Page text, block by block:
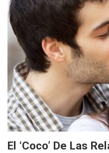
El ‘coco’ De Las